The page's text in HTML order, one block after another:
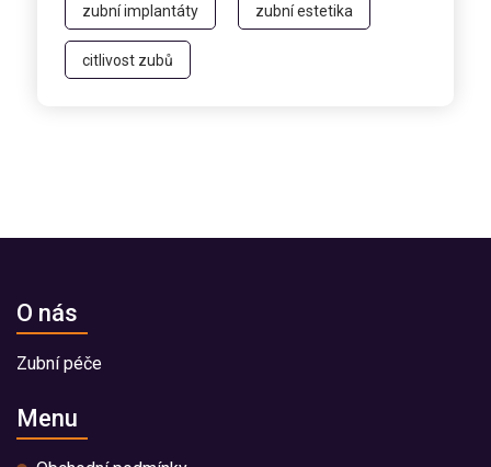
zubní implantáty zubní estetika
citlivost zubů
O nás
Zubní péče
Menu